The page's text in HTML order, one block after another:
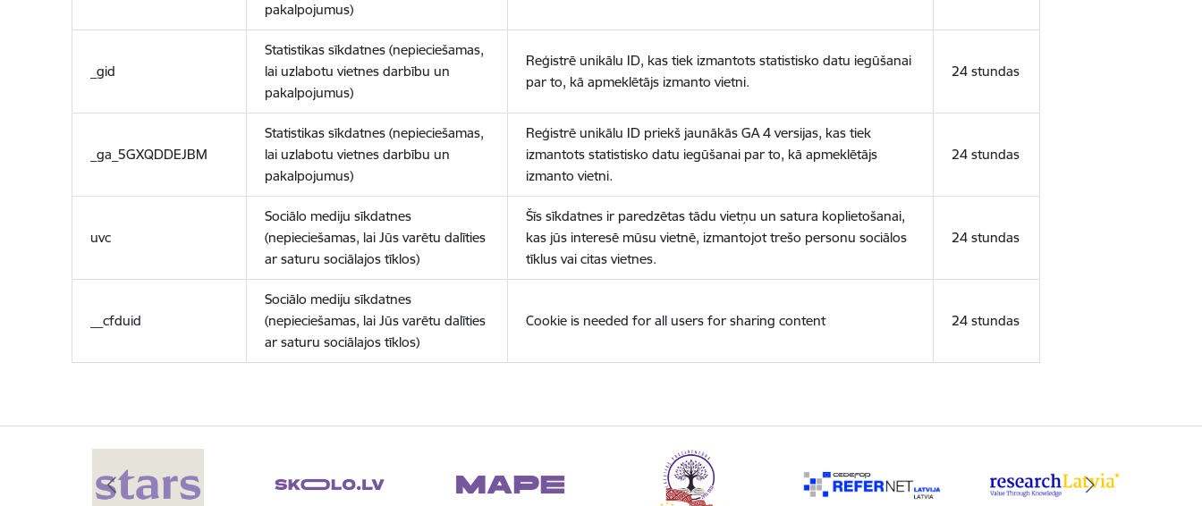
pakalpojumus)
_gid
Statistikas sīkdatnes (nepieciešamas,
lai uzlabotu vietnes darbību un
pakalpojumus)
Reģistrē unikālu ID, kas tiek izmantots statistisko datu iegūšanai
par to, kā apmeklētājs izmanto vietni.
24 stundas
_ga_5GXQDDEJBM
Statistikas sīkdatnes (nepieciešamas,
lai uzlabotu vietnes darbību un
pakalpojumus)
Reģistrē unikālu ID priekš jaunākās GA 4 versijas, kas tiek
izmantots statistisko datu iegūšanai par to, kā apmeklētājs
izmanto vietni.
24 stundas
uvc
Sociālo mediju sīkdatnes
(nepieciešamas, lai Jūs varētu dalīties
ar saturu sociālajos tīklos)
Šīs sīkdatnes ir paredzētas tādu vietņu un satura koplietošanai,
kas jūs interesē mūsu vietnē, izmantojot trešo personu sociālos
tīklus vai citas vietnes.
24 stundas
__cfduid
Sociālo mediju sīkdatnes
(nepieciešamas, lai Jūs varētu dalīties
ar saturu sociālajos tīklos)
Cookie is needed for all users for sharing content 24 stundas